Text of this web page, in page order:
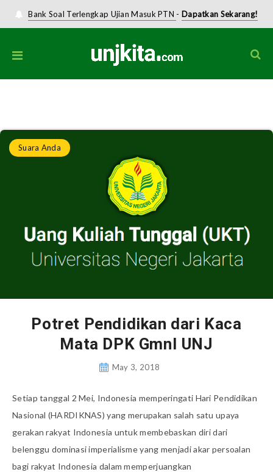
Bank Soal Terlengkap Ujian Masuk PTN - Dapatkan Sekarang!
Suara Anda
Potret Pendidikan dari Kaca
Mata DPK GmnI UNJ
May 3, 2018
Setiap tanggal 2 Mei, Indonesia memperingati Hari Pendidikan
Nasional (HARDIKNAS) yang merupakan salah satu upaya
gerakan rakyat Indonesia untuk membebaskan diri dari
belenggu dominasi imperialisme yang menjadi akar persoalan
bagi rakyat Indonesia dalam memperjuangkan